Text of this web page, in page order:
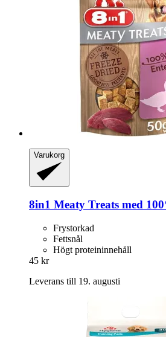
Varukorg
8in1 Meaty Treats med
Frystorkad
Fettsnål
Högt proteininnehåll
45 kr
Leverans till 19. augusti